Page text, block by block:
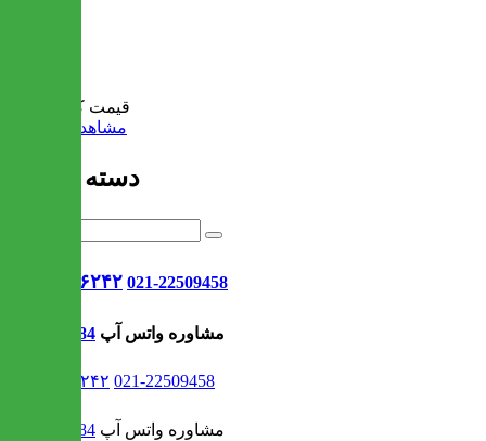
قیمت کل:
مشاهده سبد خرید
دسته بندی ها
021-۹۱۳۰۶۲۴۲ 021-22509458
09302308484 مشاوره واتس آپ
021-۹۱۳۰۶۲۴۲ 021-22509458
09302308484 مشاوره واتس آپ